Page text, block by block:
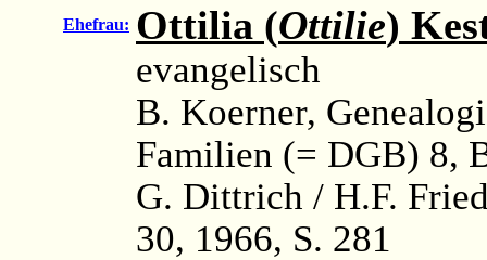
Ehefrau: Ottilia (Ottilie)
evangelisch
B. Koerner,
Familien (= DGB) 8,
G. Dittrich / H.F.
30, 1966, S. 281